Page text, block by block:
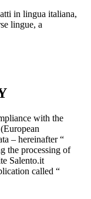
in lingua italiana,
lingue, a
with the
– hereinafter “
the processing of
Salento.it
called “